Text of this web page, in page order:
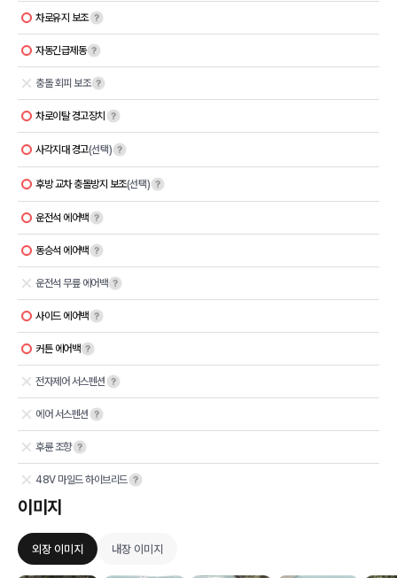
차로유지 보조
자동긴급제동
충돌 회피 보조
차로이탈 경고장치
사각지대 경고(선택)
후방 교차 충돌방지 보조(선택)
운전석 에어백
동승석 에어백
운전석 무릎 에어백
사이드 에어백
커튼 에어백
전자제어 서스펜션
에어 서스펜션
후륜 조향
48V 마일드 하이브리드
이미지
외장 이미지 내장 이미지